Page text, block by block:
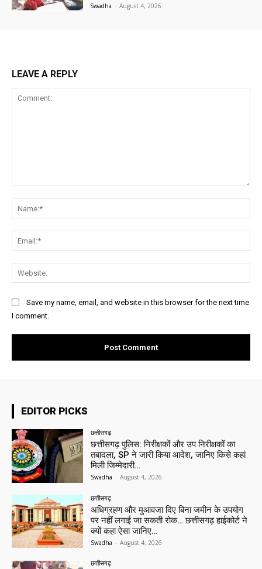
Swadha - August 4, 2026
LEAVE A REPLY
Save my name, email, and website in this browser for the next time
I comment.
EDITOR PICKS
छत्तीसगढ़
छत्तीसगढ़ पुलिस: निरीक्षकों और उप निरीक्षकों का
तबादला, SP ने जारी किया आदेश, जानिए किसे कहां
मिली जिम्मेदारी…
Swadha - August 4, 2026
छत्तीसगढ़
अधिग्रहण और मुआवजा दिए बिना जमीन के उपयोग
पर नहीं लगाई जा सकती रोक… छत्तीसगढ़ हाईकोर्ट ने
क्यों कहा ऐसा जानिए…
Swadha - August 4, 2026
छत्तीसगढ़